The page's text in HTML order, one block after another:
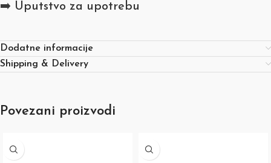
➡️ Uputstvo za upotrebu
Dodatne informacije
Shipping & Delivery
Povezani proizvodi